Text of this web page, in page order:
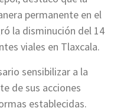
permanente en el
la disminución del 14
viales en Tlaxcala.
sensibilizar a la
de sus acciones
establecidas.